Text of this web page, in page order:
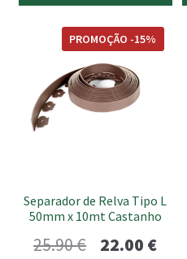
Separador de Relva Tipo L
50mm x 10mt Castanho
PROMOÇÃO -15%
25.90€
O22.00 €O